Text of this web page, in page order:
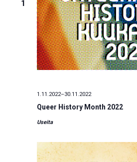
1
Queer History Month 2022
1.11.2022–30.11.2022
Useita